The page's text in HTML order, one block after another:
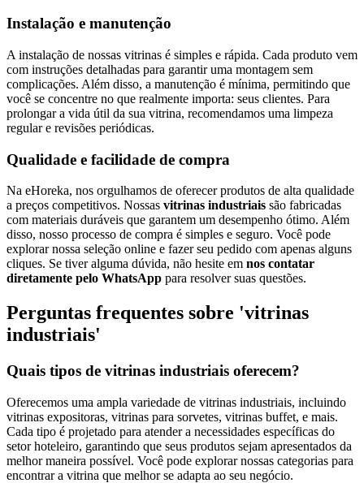
Instalação e manutenção
A instalação de nossas vitrinas é simples e rápida. Cada produto vem
com instruções detalhadas para garantir uma montagem sem
complicações. Além disso, a manutenção é mínima, permitindo que
você se concentre no que realmente importa: seus clientes. Para
prolongar a vida útil da sua vitrina, recomendamos uma limpeza
regular e revisões periódicas.
Qualidade e facilidade de compra
Na eHoreka, nos orgulhamos de oferecer produtos de alta qualidade
a preços competitivos. Nossas vitrinas industriais são fabricadas
com materiais duráveis que garantem um desempenho ótimo. Além
disso, nosso processo de compra é simples e seguro. Você pode
explorar nossa seleção online e fazer seu pedido com apenas alguns
cliques. Se tiver alguma dúvida, não hesite em nos contatar
diretamente pelo WhatsApp para resolver suas questões.
Perguntas frequentes sobre 'vitrinas
industriais'
Quais tipos de vitrinas industriais oferecem?
Oferecemos uma ampla variedade de vitrinas industriais, incluindo
vitrinas expositoras, vitrinas para sorvetes, vitrinas buffet, e mais.
Cada tipo é projetado para atender a necessidades específicas do
setor hoteleiro, garantindo que seus produtos sejam apresentados da
melhor maneira possível. Você pode explorar nossas categorias para
encontrar a vitrina que melhor se adapta ao seu negócio.